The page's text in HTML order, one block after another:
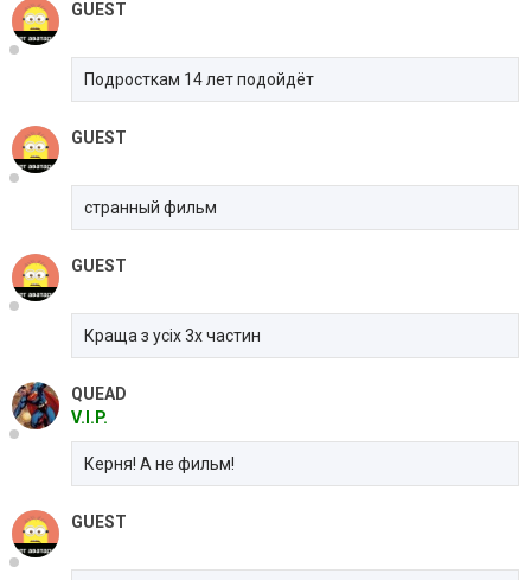
GUEST
Подросткам 14 лет подойдёт
GUEST
странный фильм
GUEST
Краща з усіх 3х частин
QUEAD
V.I.P.
Керня! А не фильм!
GUEST